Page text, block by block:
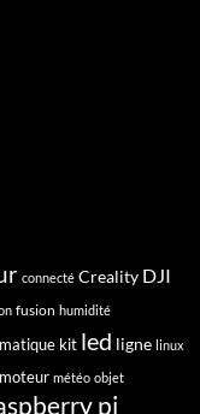
connecté Creality DJI
fusion humidité
kit led ligne linux
moteur météo objet
pi